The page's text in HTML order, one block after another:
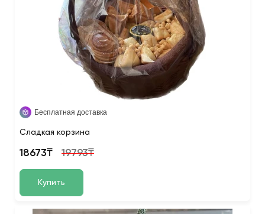
Бесплатная доставка
Сладкая корзина
18673₸ 19793₸
Купить